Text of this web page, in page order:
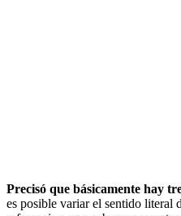
Precisó que básicamente hay
es posible variar el sentido literal